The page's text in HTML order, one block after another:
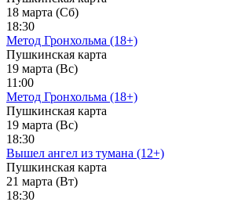
18 марта (Сб)
18:30
Метод Гронхольма (18+)
Пушкинская карта
19 марта (Вс)
11:00
Метод Гронхольма (18+)
Пушкинская карта
19 марта (Вс)
18:30
Вышел ангел из тумана (12+)
Пушкинская карта
21 марта (Вт)
18:30